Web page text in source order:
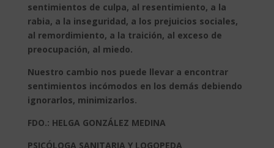
sentimientos de culpa, al resentimiento, a la
rabia, a la inseguridad, a los prejuicios sociales,
al remordimiento, a la traición, al exceso de
preocupación, al miedo.
Nuestro cambio nos puede llevar a encontrar
sentimientos incómodos en los demás debiendo
ignorarlos, minimizarlos.
FDO.: HELGA GONZÁLEZ MEDINA
PSICÓLOGA SANITARIA Y LOGOPEDA